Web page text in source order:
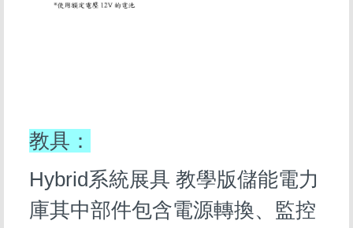
教具：
Hybrid系統展具 教學版儲能電力
庫其中部件包含電源轉換、監控